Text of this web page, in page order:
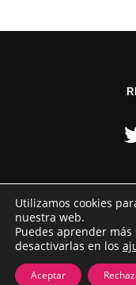
Copyright © 2026
Utilizamos cookies
nuestra web.
Puedes aprender
desactivarlas en los
Aceptar